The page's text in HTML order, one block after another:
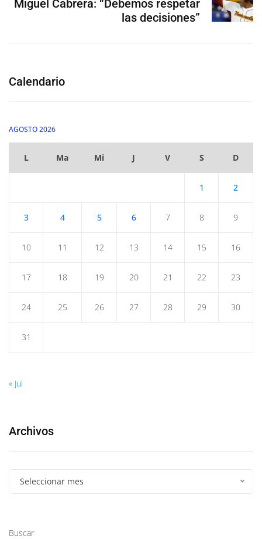
Miguel Cabrera: “Debemos respetar
las decisiones”
Calendario
AGOSTO 2026
L Ma Mi J V S D
1 2
3 4 5 6 7 8 9
10 11 12 13 14 15 16
17 18 19 20 21 22 23
24 25 26 27 28 29 30
31
« Jul
Archivos
Seleccionar mes
Buscar